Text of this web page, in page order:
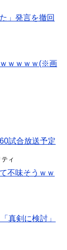
」発言を撤回
ｗｗｗｗｗ(※画
試合放送予定
ィ
不味そうｗｗ
真剣に検討」